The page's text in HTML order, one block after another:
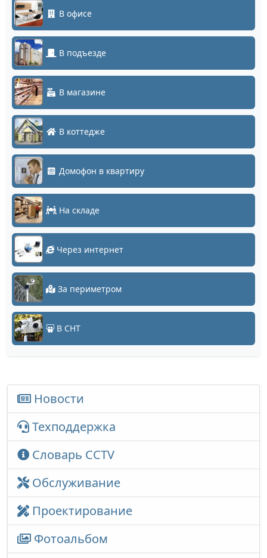
В офисе
В подъезде
В магазине
В коттедже
Домофон в квартиру
На складе
Через интернет
За периметром
В СНТ
Новости
Техподдержка
Словарь CCTV
Обслуживание
Проектирование
Фотоальбом